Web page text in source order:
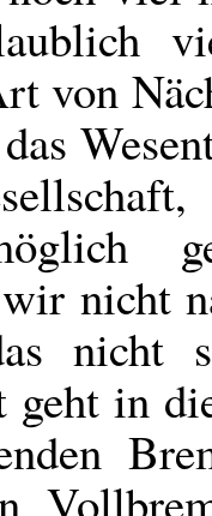
von
nicht
nicht
geht in